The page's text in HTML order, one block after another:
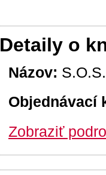
Detaily o
Názov: S.O.S.
Objednávací
Zobraziť